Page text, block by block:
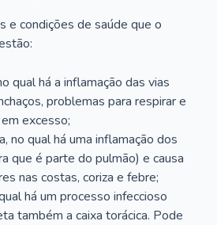
e condições de saúde que o
qual há a inflamação das vias
problemas para respirar e
excesso;
no qual há uma inflamação dos
que é parte do pulmão) e causa
nas costas, coriza e febre;
há um processo infeccioso
também a caixa torácica. Pode